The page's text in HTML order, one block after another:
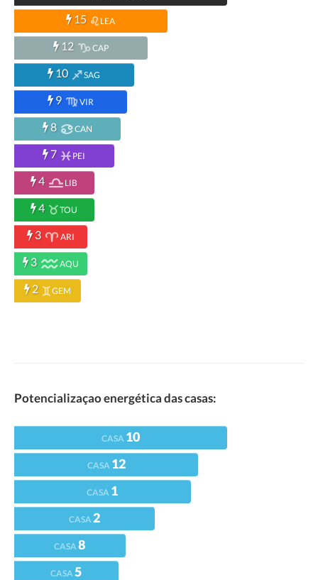
15 LEA
12 CAP
10 SAG
9 VIR
8 CAN
7 PEI
4 LIB
4 TOU
3 ARI
3 AQU
2 GEM
Potencializaçao energética das casas:
CASA 10
CASA 12
CASA 1
CASA2
CASA8
CASA5